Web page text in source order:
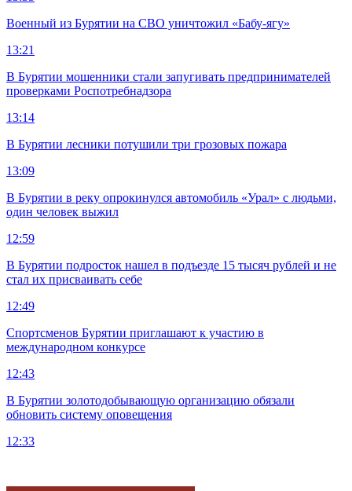
Военный из Бурятии на СВО уничтожил «Бабу-ягу»
13:21
В Бурятии мошенники стали запугивать предпринимателей
проверками Роспотребнадзора
13:14
В Бурятии лесники потушили три грозовых пожара
13:09
В Бурятии в реку опрокинулся автомобиль «Урал» с людьми,
один человек выжил
12:59
В Бурятии подросток нашел в подъезде 15 тысяч рублей и не
стал их присваивать себе
12:49
Спортсменов Бурятии приглашают к участию в
международном конкурсе
12:43
В Бурятии золотодобывающую организацию обязали
обновить систему оповещения
12:33